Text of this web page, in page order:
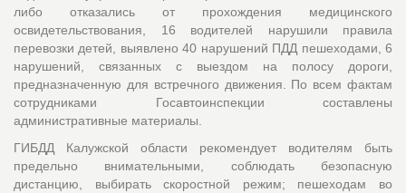
либо отказались от прохождения медицинского
освидетельствования, 16 водителей нарушили правила
перевозки детей, выявлено 40 нарушений ПДД пешеходами, 6
нарушений, связанных с выездом на полосу дороги,
предназначенную для встречного движения. По всем фактам
сотрудниками Госавтоинспекции составлены
административные материалы.
ГИБДД Калужской области рекомендует водителям быть
предельно внимательными, соблюдать безопасную
дистанцию, выбирать скоростной режим; пешеходам во